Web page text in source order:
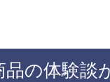
の体験談